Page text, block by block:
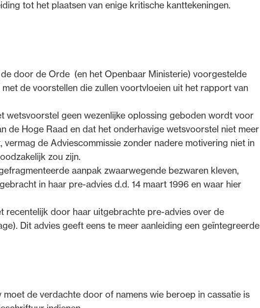
tot het plaatsen van enige kritische kanttekeningen.
door de Orde (en het Openbaar Ministerie) voorgestelde
de voorstellen die zullen voortvloeien uit het rapport van
wetsvoorstel geen wezenlijke oplossing geboden wordt voor
de Hoge Raad en dat het onderhavige wetsvoorstel niet meer
de Adviescommissie zonder nadere motivering niet in
zou zijn.
aanpak zwaarwegende bezwaren kleven,
in haar pre-advies d.d. 14 maart 1996 en waar hier
recentelijk door haar uitgebrachte pre-advies over de
Dit advies geeft eens te meer aanleiding een geïntegreerde
de verdachte door of namens wie beroep in cassatie is